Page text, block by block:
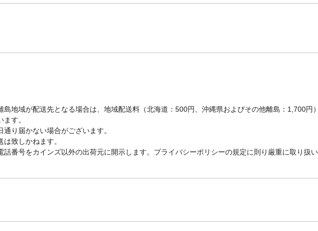
地域が配送先となる場合は、地域配送料（北海道：500円、沖縄県およびその他離島：1,700円
す。
り届かない場合がございます。
致しかねます。
番号をカインズ以外の出荷元に開示します。プライバシーポリシーの規定に則り厳重に取り扱い